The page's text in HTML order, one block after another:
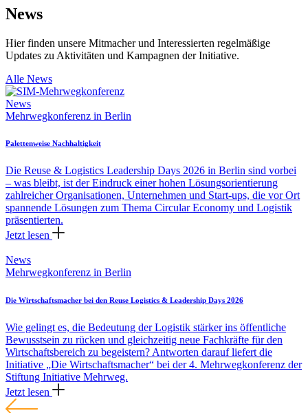
News
Hier finden unsere Mitmacher und Interessierten regelmäßige
Updates zu Aktivitäten und Kampagnen der Initiative.
Alle News
News
Mehrwegkonferenz in Berlin
Palettenweise Nachhaltigkeit
Die Reuse & Logistics Leadership Days 2026 in Berlin sind vorbei
– was bleibt, ist der Eindruck einer hohen Lösungsorientierung
zahlreicher Organisationen, Unternehmen und Start-ups, die vor Ort
spannende Lösungen zum Thema Circular Economy und Logistik
präsentierten.
Jetzt lesen
News
Mehrwegkonferenz in Berlin
Die Wirtschaftsmacher bei den Reuse Logistics & Leadership Days 2026
Wie gelingt es, die Bedeutung der Logistik stärker ins öffentliche
Bewusstsein zu rücken und gleichzeitig neue Fachkräfte für den
Wirtschaftsbereich zu begeistern? Antworten darauf liefert die
Initiative „Die Wirtschaftsmacher“ bei der 4. Mehrwegkonferenz der
Stiftung Initiative Mehrweg.
Jetzt lesen